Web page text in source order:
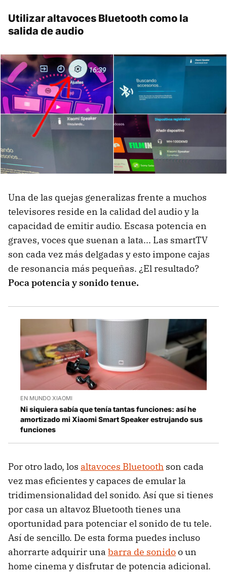
Utilizar altavoces Bluetooth como la
salida de audio
Una de las quejas generalizas frente a muchos
televisores reside en la calidad del audio y la
capacidad de emitir audio. Escasa potencia en
graves, voces que suenan a lata... Las smartTV
son cada vez más delgadas y esto impone cajas
de resonancia más pequeñas. ¿El resultado?
Poca potencia y sonido tenue.
EN MUNDO XIAOMI
Ni siquiera sabía que tenía tantas funciones: así he
amortizado mi Xiaomi Smart Speaker estrujando sus
funciones
Por otro lado, los altavoces Bluetooth son cada
vez mas eficientes y capaces de emular la
tridimensionalidad del sonido. Así que si tienes
por casa un altavoz Bluetooth tienes una
oportunidad para potenciar el sonido de tu tele.
Así de sencillo. De esta forma puedes incluso
ahorrarte adquirir una barra de sonidoo un
home cinema y disfrutar de potencia adicional.